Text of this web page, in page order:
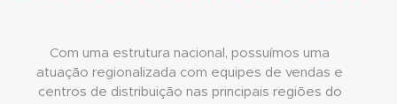
Com uma estrutura nacional, possuímos uma
atuação regionalizada com equipes de vendas e
centros de distribuição nas principais regiões do